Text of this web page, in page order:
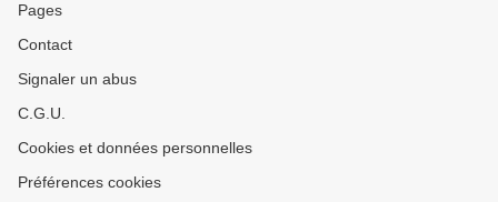
Pages
Contact
Signaler un abus
C.G.U.
Cookies et données personnelles
Préférences cookies